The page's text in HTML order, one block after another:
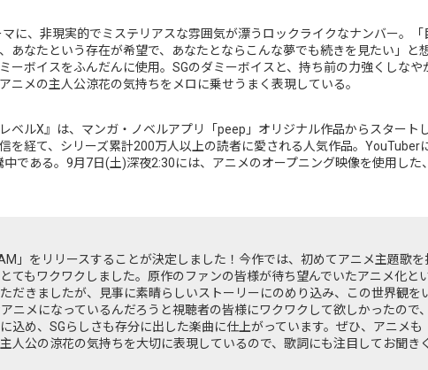
に、非現実的でミステリアスな雰囲気が漂うロックライクなナンバー。「
あなたという存在が希望で、あなたとならこんな夢でも続きを見たい」と
ーボイスをふんだんに使用。SGのダミーボイスと、持ち前の力強くしなや
ニメの主人公涼花の気持ちをメロに乗せうまく表現している。
ベルX』は、マンガ・ノベルアプリ「peep」オリジナル作品からスタート
を経て、シリーズ累計200万人以上の読者に愛される人気作品。YouTuber
である。9月7日(土)深夜2:30には、アニメのオープニング映像を使用した
」をリリースすることが決定しました！今作では、初めてアニメ主題歌を
てもワクワクしました。原作のファンの皆様が待ち望んでいたアニメ化と
だきましたが、見事に素晴らしいストーリーにのめり込み、この世界観を
ニメになっているんだろうと視聴者の皆様にワクワクして欲しかったので
込め、SGらしさも存分に出した楽曲に仕上がっています。ぜひ、アニメも
人公の涼花の気持ちを大切に表現しているので、歌詞にも注目してお聞き